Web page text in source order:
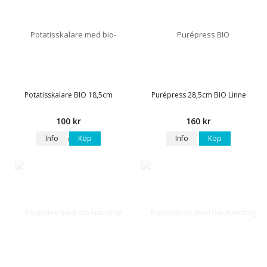
Potatisskalare BIO 18,5cm
100 kr
Info Köp
Purépress 28,5cm BIO Linne
160 kr
Info Köp